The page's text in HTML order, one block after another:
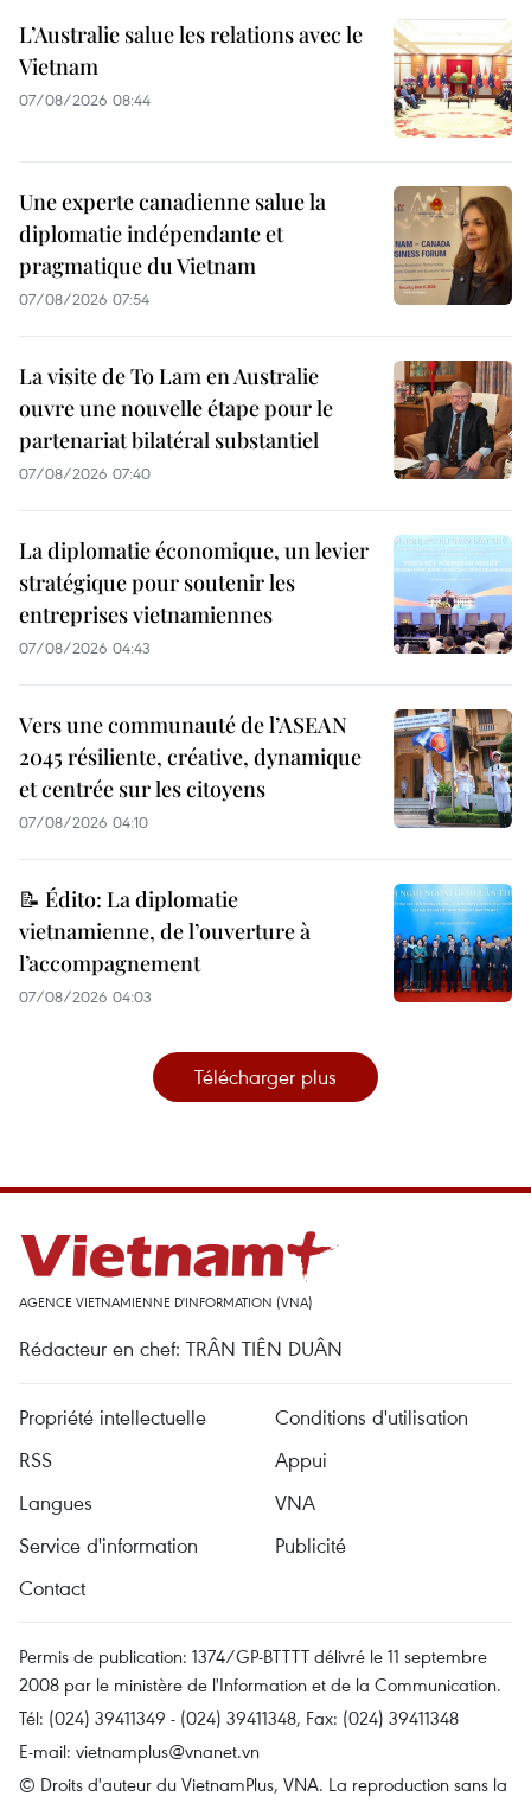
L’Australie salue les relations avec le
Vietnam
07/08/2026 08:44
Une experte canadienne salue la
diplomatie indépendante et
pragmatique du Vietnam
07/08/2026 07:54
La visite de To Lam en Australie
ouvre une nouvelle étape pour le
partenariat bilatéral substantiel
07/08/2026 07:40
La diplomatie économique, un levier
stratégique pour soutenir les
entreprises vietnamiennes
07/08/2026 04:43
Vers une communauté de l’ASEAN
2045 résiliente, créative, dynamique
et centrée sur les citoyens
07/08/2026 04:10
📝 Édito: La diplomatie
vietnamienne, de l’ouverture à
l’accompagnement
07/08/2026 04:03
Télécharger plus
AGENCE VIETNAMIENNE D'INFORMATION (VNA)
Rédacteur en chef: TRÂN TIÊN DUÂN
Propriété intellectuelle
Conditions d'utilisation
RSS
Appui
Langues
VNA
Service d'information
Publicité
Contact
Permis de publication: 1374/GP-BTTTT délivré le 11 septembre
2008 par le ministère de l'Information et de la Communication.
Tél: (024) 39411349 - (024) 39411348, Fax: (024) 39411348
E-mail: vietnamplus@vnanet.vn
© Droits d'auteur du VietnamPlus, VNA. La reproduction sans la